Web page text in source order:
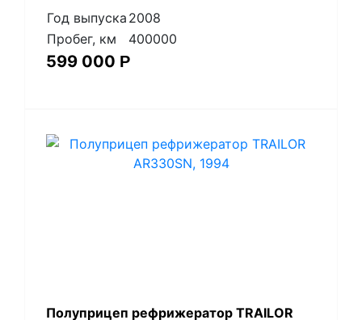
Год выпуска 2008
Пробег, км
400000
599 000 Р
Полуприцеп рефрижератор TRAILOR